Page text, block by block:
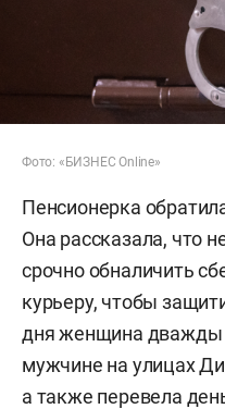
Фото: «БИЗНЕС Online»
Пенсионерка
Она рассказала, что
срочно обналичить
курьеру, чтобы
дня женщина дважды
мужчине на улицах
а также перевела